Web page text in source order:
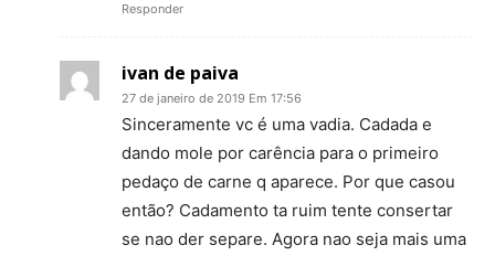
Responder
ivan de paiva
27 de janeiro de 2019 Em 17:56
Sinceramente vc é uma vadia. Cadada e
dando mole por carência para o primeiro
pedaço de carne q aparece. Por que casou
então? Cadamento ta ruim tente consertar
se nao der separe. Agora nao seja mais uma